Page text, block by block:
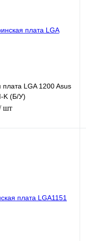
плата LGA 1200 Asus
K (Б/У)
шт